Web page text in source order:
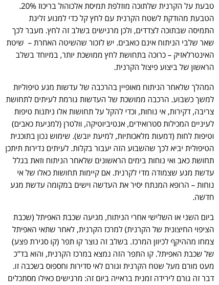
טבעת על הקרנית שלתוכה מוזלפת תמיסת אלכוהול בריכוז 20%.
הטבעת מהודקת לשטח הקרנית עם לחץ קל כדי למנוע זליגת
התמיסה שבתוכה לצדדים, ולכן מרגישים בשלב זה לחץ. מעבר לכך
שאר שלבי הניתוח אינם כואבים. יש לזכור שהשיטה האחרת – שיטת
האינטרלאזיק – כרוכה בתחושת לחץ ממושכת יותר, במיוחד בשלב
הראשון של ביצוע פיצול הקרנית.
המהלך שלאחר הניתוח מאופיין בהרכבה של עדשות מגע טיפוליות
למשך כשבוע. הרכבה ממושכת של העדשות גורמת לעיתים לתחושת
צריבה, דקירות, אי נוחות, וכדי להקל על תחושות אלו ניתנות טיפות
לעיניים המכילות סטרואידים, אנטיביוטיקה, וולטרן (למניעת כאבים)
וטיפות לחות (דמעות מלאכותיות, למיעת יובש). שימוש נכון בתוכנית
הטיפולית יביא לכך שהשבוע הזה יעבור בקלות. לעיתים נדירות תיתכן
תחושת כאב ואי נוחות בימים הראשונים שלאחר הניתוח וזאת בגלל
עדשת מגע שצמודה מדי לקרנית. אם קיימות תחושות כאלו של אי
נוחות – הרופא המנתח יסיר את העדשה וישים במקומה עדשת מגע
חדשה.
ביום השני או השלישי אחרי הניתוח, מגיעה שכבת האפיתל (שכבת
הציפוי החיצונית של הקרנית) למרכז הקרנית, לאחר שתאי האפיתל
צמחו מההיקף לכיוון המרכז. בשלב זה נוצר קו תפר (קו סגירת פצע)
של שכבת האפיתל. קו התפר הזה נמצא במרכז הקרנית, והוא בד"כ
מעט מורם מעל שטח הקרנית וגורם לאי סדירות וחספוס בשכבה זו.
דבר זה גורם לירידה זמנית בראייה ביום זה: מרגישים כאילו מסתכלים